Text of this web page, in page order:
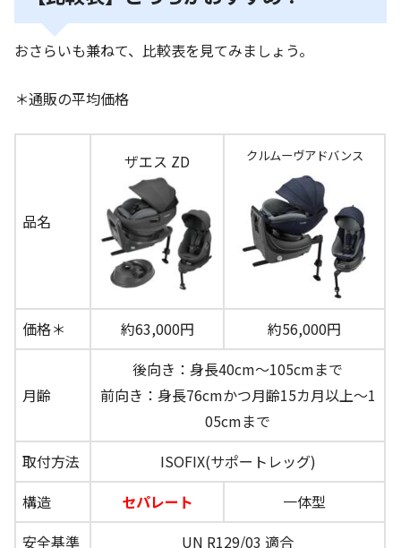
おさらいも兼ねて、比較表を見てみましょう。
＊通販の平均価格
品名
ザエス ZD クルムーヴアドバンス
価格＊ 約63,000円 約56,000円
月齢
後向き：身長40cm～105cmまで
前向き：身長76cmかつ月齢15カ月以上～1
05cmまで
取付方法
ISOFIX(サポートレッグ)
構造
セパレート
一体型
安全基準
UN R129/03 適合